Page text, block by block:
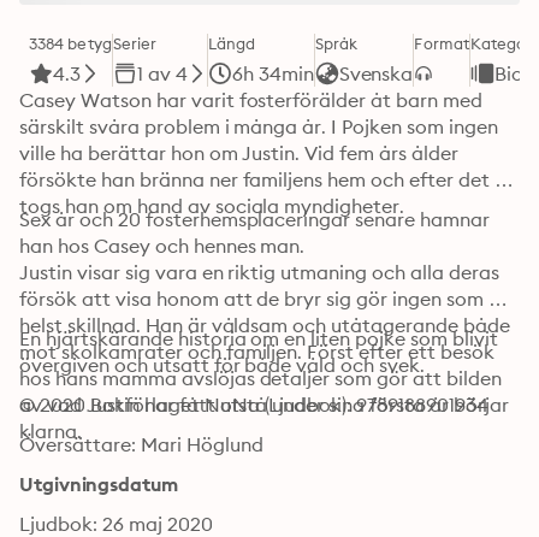
3384 betyg
4.3
Serier
1 av 4
Längd
6h 34min
Språk
Svenska
FormatKategori
Casey Watson har varit fosterförälder åt barn med
särskilt svåra problem i många år. I Pojken som ingen
ville ha berättar hon om Justin. Vid fem års ålder
försökte han bränna ner familjens hem och efter det
Sex år och 20 fosterhemsplaceringar senare hamnar
han hos Casey och hennes man.
Justin visar sig vara en riktig utmaning och alla deras
försök att visa honom att de bryr sig gör ingen som
helst skillnad. Han är våldsam och utåtagerande både
mot skolkamrater och familjen. Först efter ett besök
hos hans mamma avslöjas detaljer som gör att bilden
av vad Justin har fått utstå under sina första år börjar
klarna.
En hjärtskärande historia om en liten pojke som blivit
övergiven och utsatt för både våld och svek.
© 2020 Bokförlaget NoNa (Ljudbok): 9789188901934
Översättare: Mari Höglund
Utgivningsdatum
Ljudbok: 26 maj 2020